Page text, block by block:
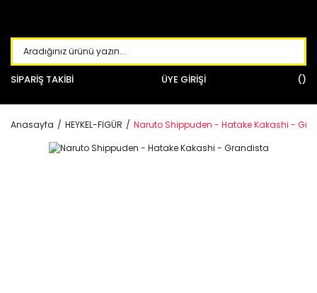
SİPARİŞ TAKİBİ ÜYE GİRİŞİ
Anasayfa HEYKEL-FİGÜR Naruto Shippuden - Hatake Kakashi -